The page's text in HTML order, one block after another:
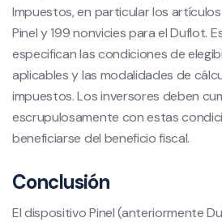
Impuestos, en particular los
Pinel y 199 nonvicies para el Duflot.
especifican las condiciones de
aplicables y las modalidades de
impuestos. Los inversores deben
escrupulosamente con estas
beneficiarse del beneficio fiscal.
Conclusión
El dispositivo Pinel (anteriormente